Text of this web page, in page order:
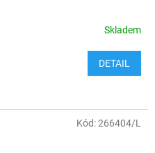
Skladem
DETAIL
Kód:266404/L